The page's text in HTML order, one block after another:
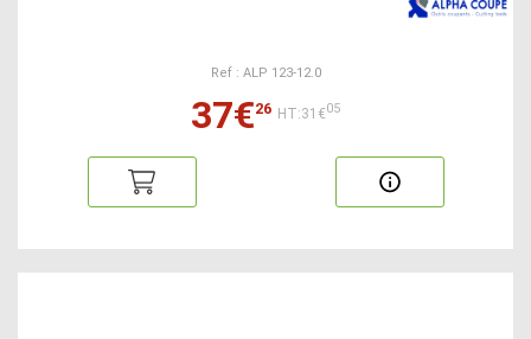
Ref : ALP 123-12.0
37€26 HT:31€05